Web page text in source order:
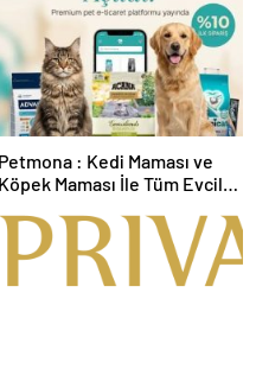
Petmona : Kedi Maması ve
Köpek Maması İle Tüm Evcil